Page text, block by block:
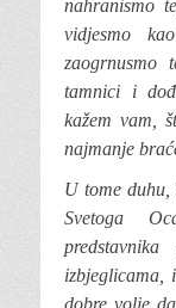
nahranismo
vidjesmo
tamnici i
kažem vam,
najmanje
U tome duhu,
Svetoga
dobre volje